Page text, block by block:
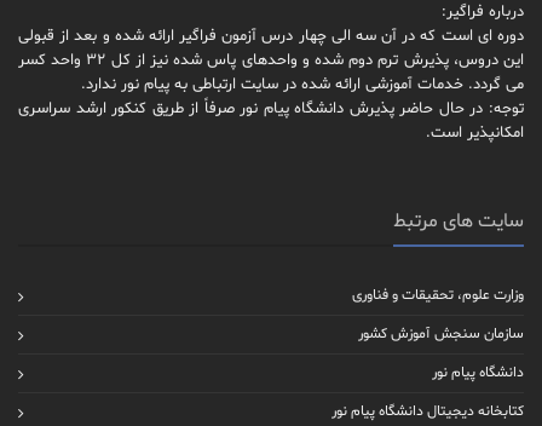
درباره فراگیر:
دوره ای است که در آن سه الی چهار درس آزمون فراگیر ارائه شده و بعد از قبولی
این دروس، پذیرش ترم دوم شده و واحدهای پاس شده نیز از کل 32 واحد کسر
می گردد. خدمات آموزشی ارائه شده در سایت ارتباطی به پیام نور ندارد.
توجه: در حال حاضر پذیرش دانشگاه پیام نور صرفاً از طریق کنکور ارشد سراسری
امکانپذیر است.
سایت های مرتبط
وزارت علوم، تحقیقات و فناوری
سازمان سنجش آموزش کشور
دانشگاه پیام نور
کتابخانه دیجیتال دانشگاه پیام نور